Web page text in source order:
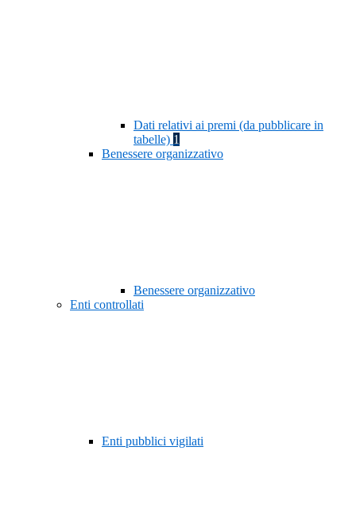
Dati relativi ai premi (da pubblicare in
tabelle) 1
Benessere organizzativo
Benessere organizzativo
Enti controllati
Enti pubblici vigilati